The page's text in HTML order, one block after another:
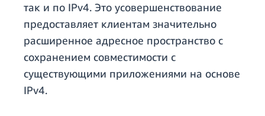
так и по IPv4. Это усовершенствование
предоставляет клиентам значительно
расширенное адресное пространство с
сохранением совместимости с
существующими приложениями на основе
IPv4.